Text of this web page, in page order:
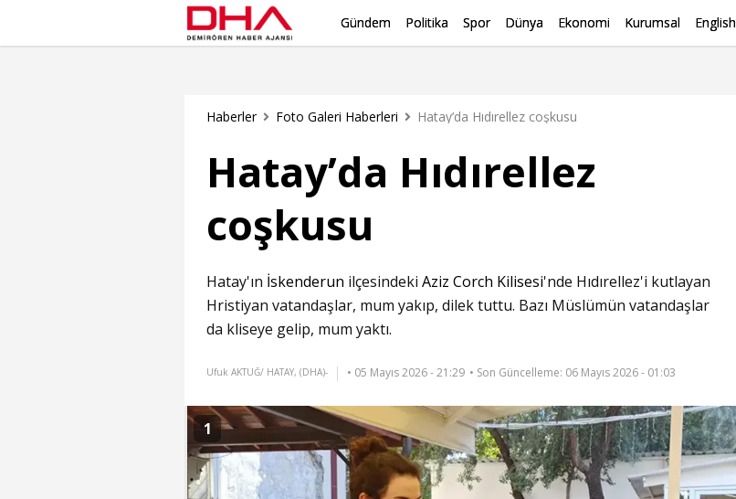
Gündem Politika Spor Dünya Ekonomi Kurumsal English
Haberler Foto Galeri Haberleri Hatay’da Hıdırellez coşkusu
Hatay’da Hıdırellez
coşkusu
Hatay'ın İskenderun ilçesindeki Aziz Corch Kilisesi'nde Hıdırellez'i kutlayan
Hristiyan vatandaşlar, mum yakıp, dilek tuttu. Bazı Müslümün vatandaşlar
da kliseye gelip, mum yaktı.
Ufuk AKTUĞ/ HATAY, (DHA)- • 05 Mayıs 2026 - 21:29 • Son Güncelleme: 06 Mayıs 2026 - 01:03
1